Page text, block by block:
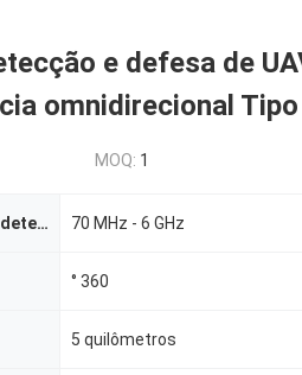
e defesa de
omnidirecional
MOQ: 1
Largura de banda de detecção 70 MHz - 6 GHz
° 360
5 quilômetros